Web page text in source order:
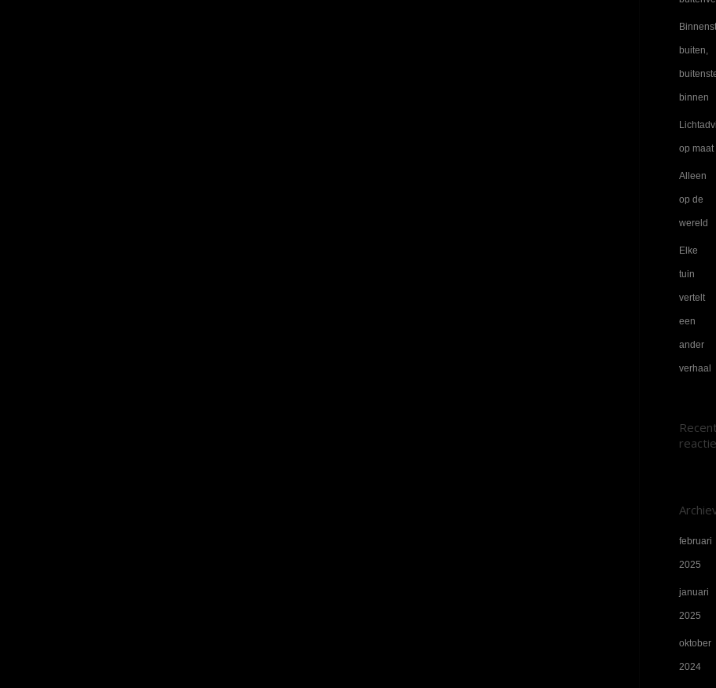
buiten,
binnen
op maat
Alleen
op de
wereld
Elke
tuin
vertelt
een
ander
verhaal
februari
2025
januari
2025
oktober
2024